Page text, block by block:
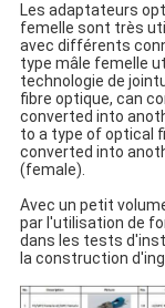
Les adaptateurs
femelle sont très
avec différents
type mâle femelle
technologie de
fibre optique, can
converted into
to a type of optical
converted into
(female).
Avec un petit
par l'utilisation de
dans les tests
la construction